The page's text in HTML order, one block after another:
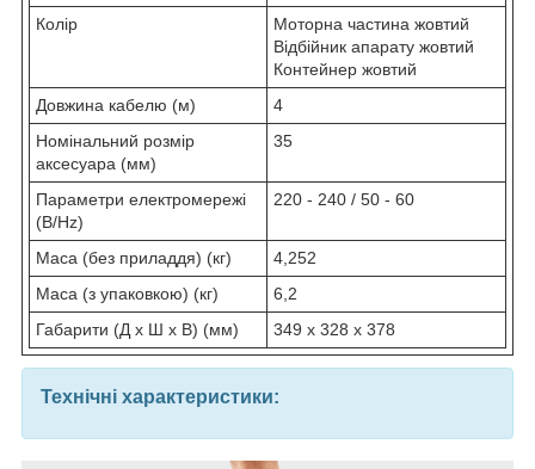
Технічні характеристики:
Колір
Моторна частина жовтий
Відбійник апарату жовтий
Контейнер жовтий
Довжина кабелю (м)
4
Номінальний розмір
аксесуара (мм)
35
Параметри електромережі
(B/Hz)
220 - 240 / 50 - 60
Маса (без приладдя) (кг)
4,252
Маса (з упаковкою) (кг)
6,2
Габарити (Д x Ш x В) (мм)
349 x 328 x 378